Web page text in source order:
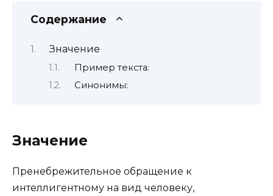
Содержание
Значение
Пример текста:
Синонимы:
Значение
Пренебрежительное обращение к
интеллигентному на вид человеку,